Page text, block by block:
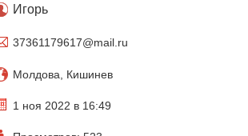
Игорь
37361179617@mail.ru
Молдова, Кишинев
1 ноя 2022 в 16:49